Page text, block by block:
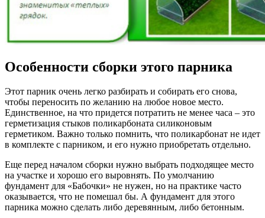
Особенности сборки этого парника
Этот парник очень легко разбирать и собирать его снова,
чтобы переносить по желанию на любое новое место.
Единственное, на что придется потратить не менее часа – это
герметизация стыков поликарбоната силиконовым
герметиком. Важно только помнить, что поликарбонат не идет
в комплекте с парником, и его нужно приобретать отдельно.
Еще перед началом сборки нужно выбрать подходящее место
на участке и хорошо его выровнять. По умолчанию
фундамент для «Бабочки» не нужен, но на практике часто
оказывается, что не помешал бы. А фундамент для этого
парника можно сделать либо деревянным, либо бетонным.